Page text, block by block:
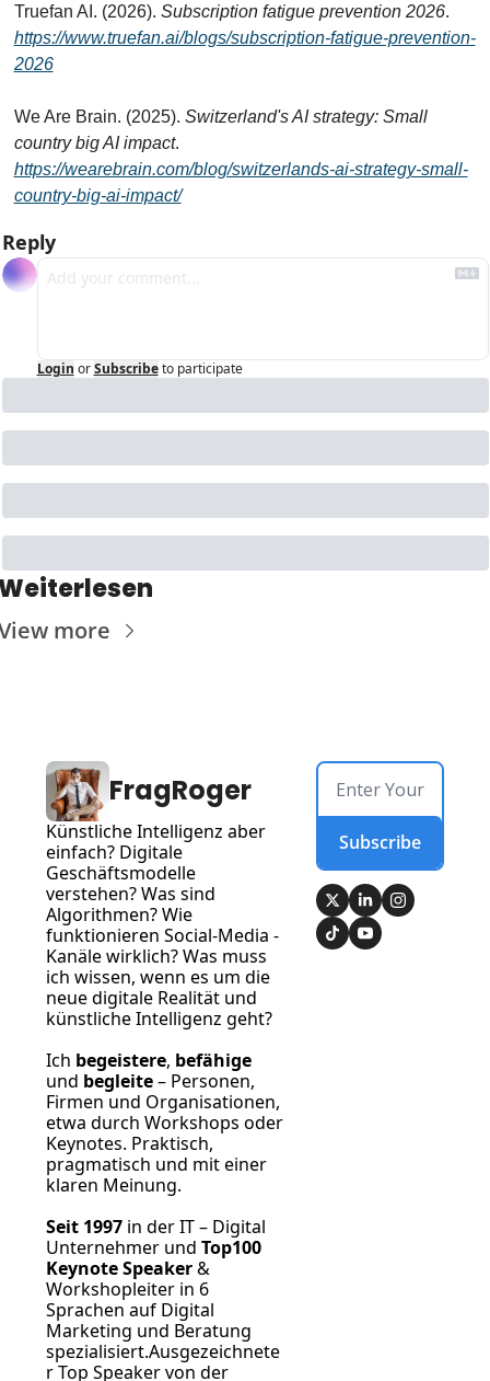
Truefan AI. (2026). Subscription fatigue prevention 2026
https://www.truefan.ai/blogs/subscription-fatigue-prevention-
2026
We Are Brain. (2025). Switzerland's AI strategy: Small
country big AI impact
https://wearebrain.com/blog/switzerlands-ai-strategy-small-
country-big-ai-impact/
Reply
Login or Subscribe to participate
more
FragRoger
Künstliche Intelligenz aber
einfach? Digitale
Geschäftsmodelle
verstehen? Was sind
Algorithmen? Wie
funktionieren Social-Media -
Kanäle wirklich? Was muss
ich wissen, wenn es um die
neue digitale Realität und
künstliche Intelligenz geht?
Ich begeistere, befähige
und begleite – Personen,
Firmen und Organisationen,
etwa durch Workshops oder
Keynotes. Praktisch,
pragmatisch und mit einer
klaren Meinung.
Seit 1997 in der IT – Digital
Unternehmer und Top100
Keynote Speaker &
Workshopleiter in 6
Sprachen auf Digital
Marketing und Beratung
spezialisiert.Ausgezeichnete
Subscribe